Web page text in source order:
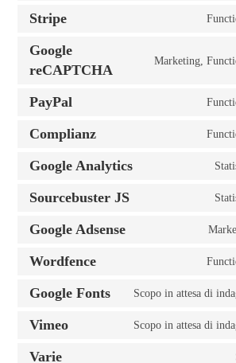
Stripe
Google
reCAPTCHA
Marketing,
PayPal
Complianz
Google Analytics
Sourcebuster JS
Google Adsense
Wordfence
Google Fonts Scopo in attesa di
Vimeo Scopo in attesa di
Varie